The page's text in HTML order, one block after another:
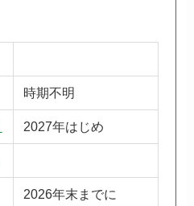
時期不明
2027年はじめ
2026年末までに